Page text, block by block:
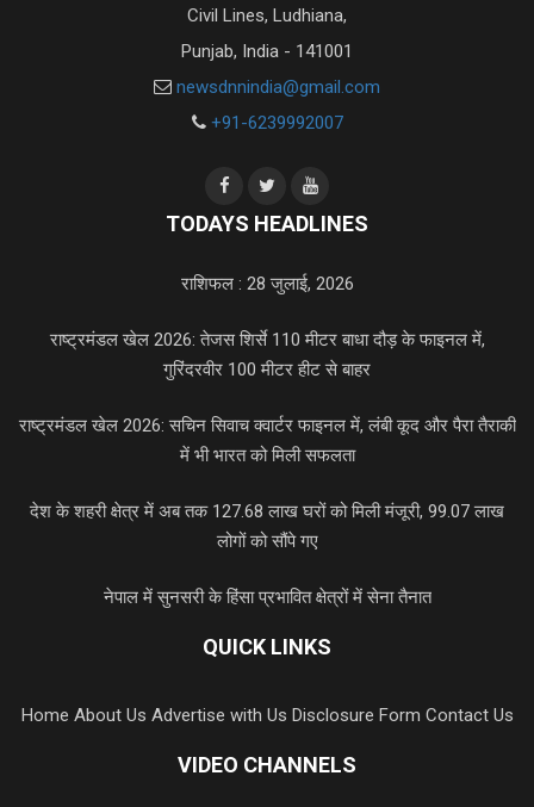
Civil Lines, Ludhiana,
Punjab, India - 141001
newsdnnindia@gmail.com
+91-6239992007
TODAYS HEADLINES
राशिफल : 28 जुलाई, 2026
राष्ट्रमंडल खेल 2026: तेजस शिर्से 110 मीटर बाधा दौड़ के फाइनल में,
गुरिंदरवीर 100 मीटर हीट से बाहर
राष्ट्रमंडल खेल 2026: सचिन सिवाच क्वार्टर फाइनल में, लंबी कूद और पैरा तैराकी
में भी भारत को मिली सफलता
देश के शहरी क्षेत्र में अब तक 127.68 लाख घरों को मिली मंजूरी, 99.07 लाख
लोगों को सौंपे गए
नेपाल में सुनसरी के हिंसा प्रभावित क्षेत्रों में सेना तैनात
QUICK LINKS
Home About Us Advertise with Us Disclosure Form Contact Us
VIDEO CHANNELS